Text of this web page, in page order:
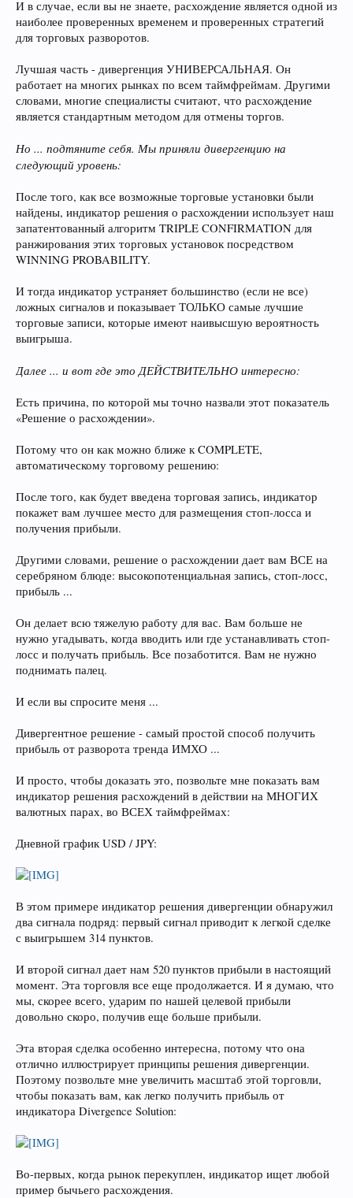
И в случае, если вы не знаете, расхождение является одной из
наиболее проверенных временем и проверенных стратегий
для торговых разворотов.
Лучшая часть - дивергенция УНИВЕРСАЛЬНАЯ. Он
работает на многих рынках по всем таймфреймам. Другими
словами, многие специалисты считают, что расхождение
является стандартным методом для отмены торгов.
Но ... подтяните себя. Мы приняли дивергенцию на
следующий уровень:
После того, как все возможные торговые установки были
найдены, индикатор решения о расхождении использует наш
запатентованный алгоритм TRIPLE CONFIRMATION для
ранжирования этих торговых установок посредством
WINNING PROBABILITY.
И тогда индикатор устраняет большинство (если не все)
ложных сигналов и показывает ТОЛЬКО самые лучшие
торговые записи, которые имеют наивысшую вероятность
выигрыша.
Далее ... и вот где это ДЕЙСТВИТЕЛЬНО интересно:
Есть причина, по которой мы точно назвали этот показатель
«Решение о расхождении».
Потому что он как можно ближе к COMPLETE,
автоматическому торговому решению:
После того, как будет введена торговая запись, индикатор
покажет вам лучшее место для размещения стоп-лосса и
получения прибыли.
Другими словами, решение о расхождении дает вам ВСЕ на
серебряном блюде: высокопотенциальная запись, стоп-лосс,
прибыль ...
Он делает всю тяжелую работу для вас. Вам больше не
нужно угадывать, когда вводить или где устанавливать стоп-
лосс и получать прибыль. Все позаботится. Вам не нужно
поднимать палец.
И если вы спросите меня ...
Дивергентное решение - самый простой способ получить
прибыль от разворота тренда ИМХО ...
И просто, чтобы доказать это, позвольте мне показать вам
индикатор решения расхождений в действии на МНОГИХ
валютных парах, во ВСЕХ таймфреймах:
Дневной график USD / JPY:
В этом примере индикатор решения дивергенции обнаружил
два сигнала подряд: первый сигнал приводит к легкой сделке
с выигрышем 314 пунктов.
И второй сигнал дает нам 520 пунктов прибыли в настоящий
момент. Эта торговля все еще продолжается. И я думаю, что
мы, скорее всего, ударим по нашей целевой прибыли
довольно скоро, получив еще больше прибыли.
Эта вторая сделка особенно интересна, потому что она
отлично иллюстрирует принципы решения дивергенции.
Поэтому позвольте мне увеличить масштаб этой торговли,
чтобы показать вам, как легко получить прибыль от
индикатора Divergence Solution:
Во-первых, когда рынок перекуплен, индикатор ищет любой
пример бычьего расхождения.